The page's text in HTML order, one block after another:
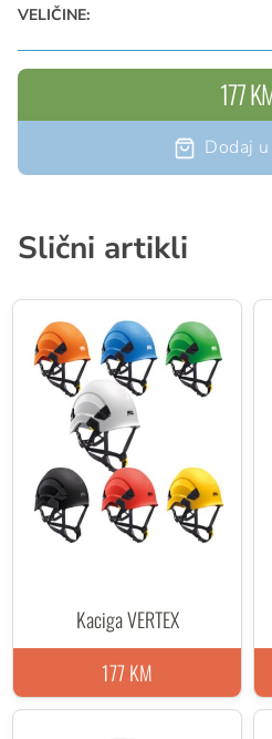
Krilca za zatvaranje ventilirajućih
antifon, naglavna svjetiljka, vizir
VELIČINE:
177
Dodaj
Slični artikli
Kaciga VERTEX
177 KM